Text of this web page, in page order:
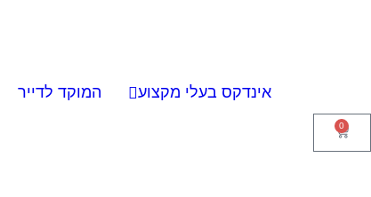
אינדקס בעלי מקצוע המוקד לדייר
0